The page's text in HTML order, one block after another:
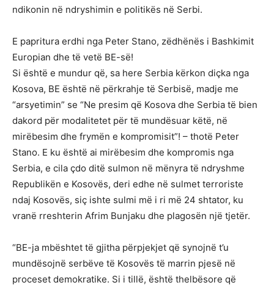
ndikonin në ndryshimin e politikës në Serbi.
E papritura erdhi nga Peter Stano, zëdhënës i Bashkimit
Europian dhe të vetë BE-së!
Si është e mundur që, sa here Serbia kërkon diçka nga
Kosova, BE është në përkrahje të Serbisë, madje me
“arsyetimin” se “Ne presim që Kosova dhe Serbia të bien
dakord për modalitetet për të mundësuar këtë, në
mirëbesim dhe frymën e kompromisit”! – thotë Peter
Stano. E ku është ai mirëbesim dhe kompromis nga
Serbia, e cila çdo ditë sulmon në mënyra të ndryshme
Republikën e Kosovës, deri edhe në sulmet terroriste
ndaj Kosovës, siç ishte sulmi më i ri më 24 shtator, ku
vranë rreshterin Afrim Bunjaku dhe plagosën një tjetër.
“BE-ja mbështet të gjitha përpjekjet që synojnë t’u
mundësojnë serbëve të Kosovës të marrin pjesë në
proceset demokratike. Si i tillë, është thelbësore që